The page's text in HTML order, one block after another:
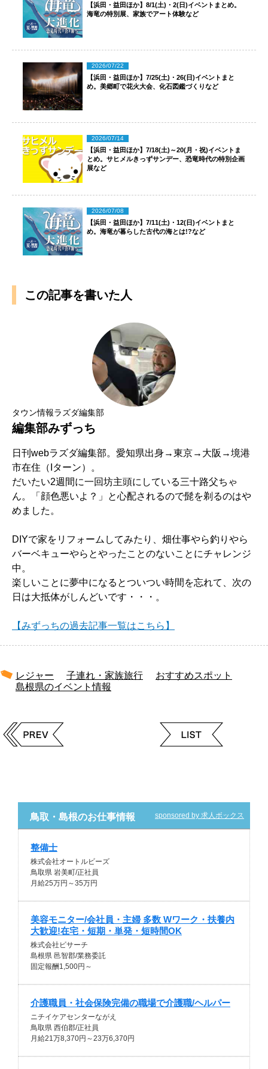
【浜田・益田ほか】8/1(土)・2(日)イベントまとめ。
海竜の特別展、家族でアート体験など
2026/07/22
【浜田・益田ほか】7/25(土)・26(日)イベントまと
め。美郷町で花火大会、化石図鑑づくりなど
2026/07/14
【浜田・益田ほか】7/18(土)～20(月・祝)イベントま
とめ。サヒメルきっずサンデー、恐竜時代の特別企画
展など
2026/07/08
【浜田・益田ほか】7/11(土)・12(日)イベントまと
め。海竜が暮らした古代の海とは!?など
この記事を書いた人
タウン情報ラズダ編集部
編集部みずっち
日刊webラズダ編集部。愛知県出身→東京→大阪→境港
市在住（Iターン）。
だいたい2週間に一回坊主頭にしている三十路父ちゃ
ん。「顔色悪いよ？」と心配されるので髭を剃るのはや
めました。
DIYで家をリフォームしてみたり、畑仕事やら釣りやら
バーベキューやらとやったことのないことにチャレンジ
中。
楽しいことに夢中になるとついつい時間を忘れて、次の
日は大抵体がしんどいです・・・。
【みずっちの過去記事一覧はこちら】
レジャー 子連れ・家族旅行
おすすめスポット
島根県のイベント情報
鳥取・島根のお仕事情報 sponsored by 求人ボックス
整備士
株式会社オートルビーズ
鳥取県 岩美町/正社員
月給25万円～35万円
美容モニター/会社員・主婦 多数 Wワーク・扶養内
大歓迎!在宅・短期・単発・短時間OK
株式会社ビサーチ
島根県 邑智郡/業務委託
固定報酬1,500円～
介護職員・社会保険完備の職場で介護職/ヘルパー
ニチイケアセンターながえ
鳥取県 西伯郡/正社員
月給21万8,370円～23万6,370円